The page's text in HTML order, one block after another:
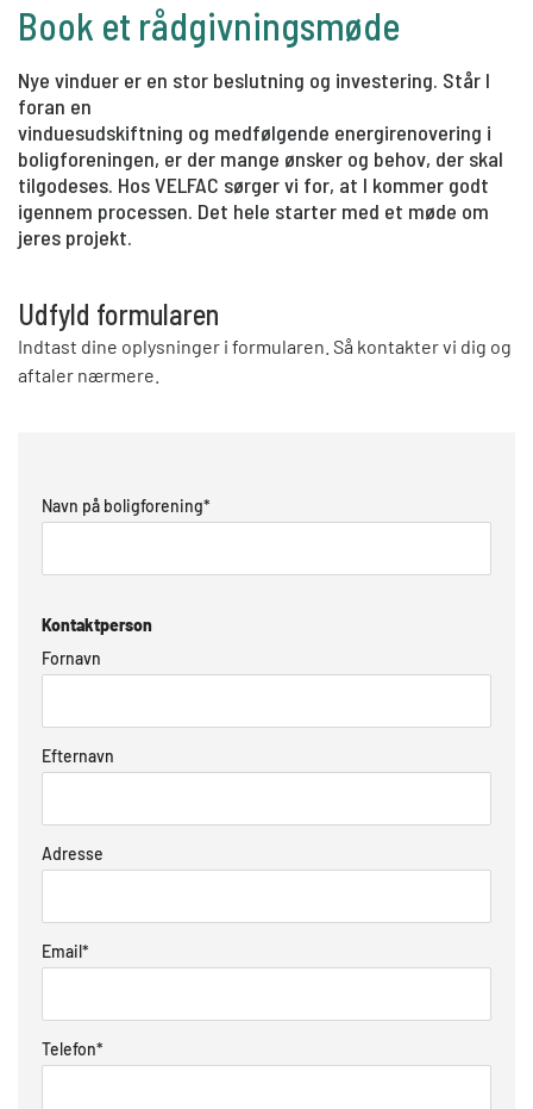
Book et rådgivningsmøde
Nye vinduer er en stor beslutning og investering. Står I
foran en
vinduesudskiftning og medfølgende energirenovering i
boligforeningen, er der mange ønsker og behov, der skal
tilgodeses. Hos VELFAC sørger vi for, at I kommer godt
igennem processen. Det hele starter med et møde om
jeres projekt.
Udfyld formularen
Indtast dine oplysninger i formularen. Så kontakter vi dig og
aftaler nærmere.
Navn på boligforening*
Kontaktperson
Fornavn
Efternavn
Adresse
Email*
Telefon*